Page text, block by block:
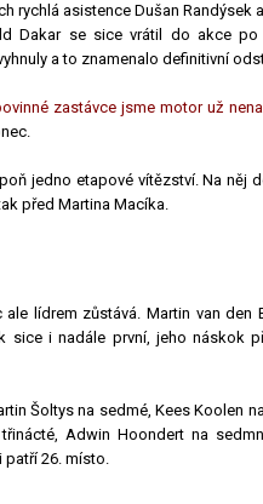
rychlá asistence Dušan Randýsek
Dakar se sice vrátil do akce po
a to znamenalo definitivní
zastávce jsme motor už
jedno etapové vítězství. Na něj
před Martina Macíka.
lídrem zůstává. Martin van den
i nadále první, jeho náskok
Šoltys na sedmé, Kees Koolen
Adwin Hoondert na
patří 26. místo.